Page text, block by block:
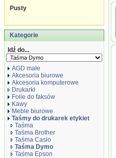
Pusty
Kategorie
Idź do...
AGD małe
Akcesoria biurowe
Akcesoria komputerowe
Drukarki
Folie do faksów
Kawy
Meble biurowe
Taśmy do drukarek etykiet
Taśma
Taśma Brother
Taśma Casio
Taśma Dymo
Taśma Epson